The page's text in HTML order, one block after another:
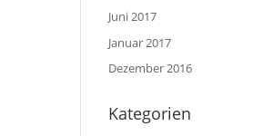
Juni 2017
Januar 2017
Dezember 2016
Kategorien